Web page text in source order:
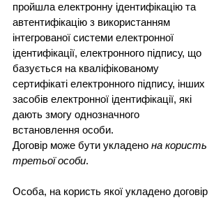
пройшла електронну ідентифікацію та
автентифікацію з використанням
інтегрованої системи електронної
ідентифікації, електронного підпису, що
базується на кваліфікованому
сертифікаті електронного підпису, інших
засобів електронної ідентифікації, які
дають змогу однозначного
встановлення особи.
Договір може бути укладено на користь
третьої особи.
Особа, на користь якої укладено договір